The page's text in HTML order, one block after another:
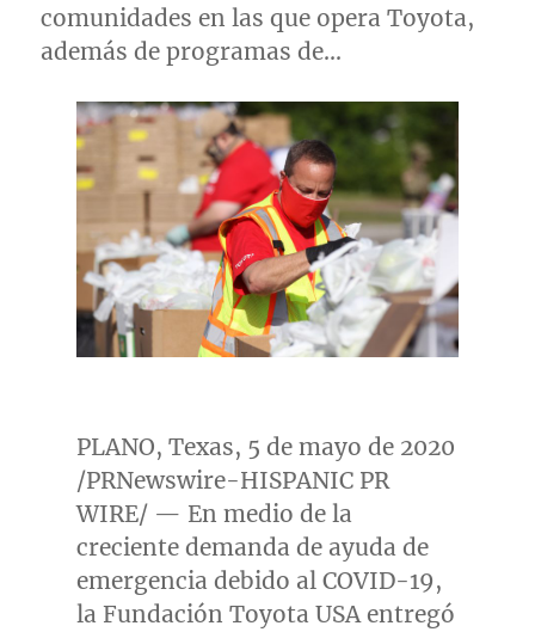
comunidades en las que opera Toyota,
además de programas de…
PLANO, Texas, 5 de mayo de 2020
/PRNewswire-HISPANIC PR
WIRE/ — En medio de la
creciente demanda de ayuda de
emergencia debido al COVID-19,
la Fundación Toyota USAentregó